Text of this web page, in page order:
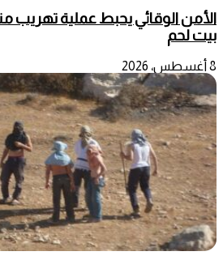
الأمن الوقائي يحبط عملية
بيت لحم
8 أغسطس، 2026